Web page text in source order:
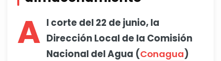
A l corte del 22 de junio, la
Dirección Local de la Comisión
Nacional del Agua (Conagua)